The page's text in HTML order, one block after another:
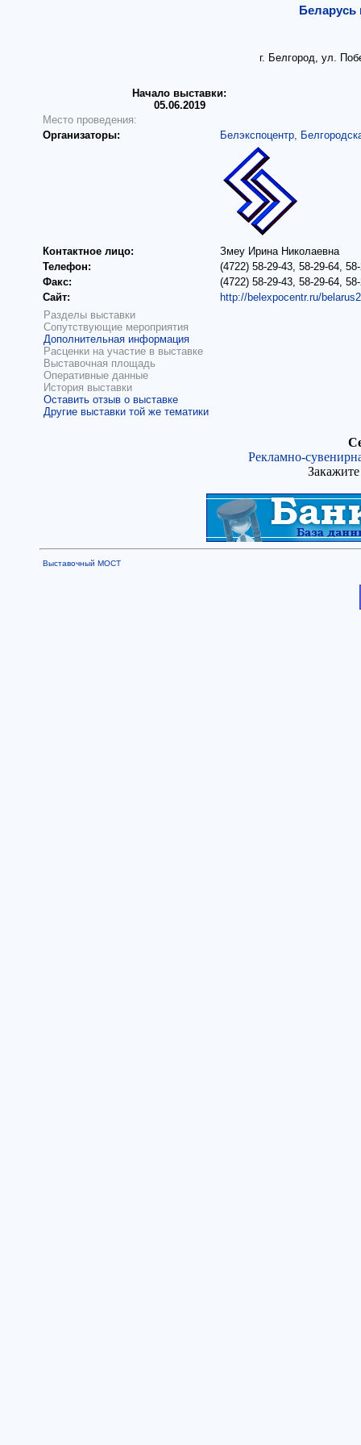
Беларусь
г. Белгород, ул.
Начало выставки:
05.06.2019
Место проведения:
Организаторы:
Белэкспоцентр,
Контактное лицо:
Змеу Ирина Николаевна
Телефон:
(4722) 58-29-43, 58-29-64,
Факс:
(4722) 58-29-43, 58-29-64,
Сайт:
http://belexpocentr.ru/
Разделы выставки
Сопутствующие мероприятия
Дополнительная информация
Расценки на участие в выставке
Выставочная площадь
Оперативные данные
История выставки
Оставить отзыв о выставке
Другие выставки той же тематики
Рекламно-
Выставочный МОСТ